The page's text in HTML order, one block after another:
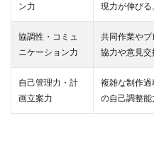
ン力
現力が伸びる
協調性・コミュ
ニケーション力
共同作業や
協力や意見交
自己管理力・計
画立案力
複雑な制作
の自己調整能